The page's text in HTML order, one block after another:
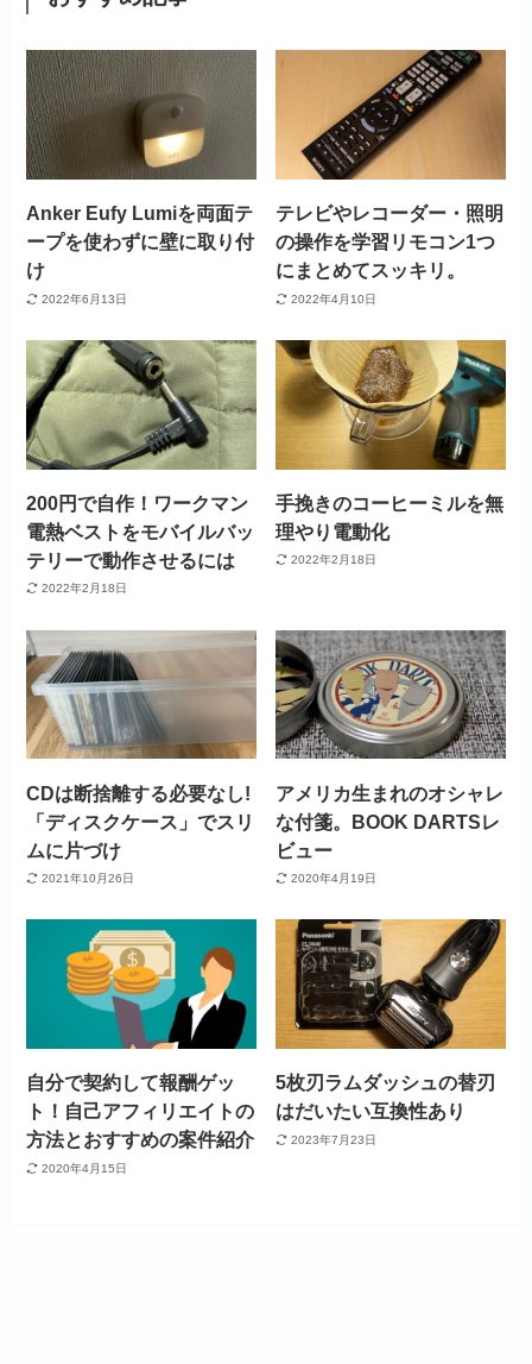
Anker Eufy Lumiを両面テ
ープを使わずに壁に取り付
け
2022年6月13日
テレビやレコーダー・照明
の操作を学習リモコン1つ
にまとめてスッキリ。
2022年4月10日
200円で自作！ワークマン
電熱ベストをモバイルバッ
テリーで動作させるには
2022年2月18日
手挽きのコーヒーミルを無
理やり電動化
2022年2月18日
CDは断捨離する必要なし!
「ディスクケース」でスリ
ムに片づけ
2021年10月26日
アメリカ生まれのオシャレ
な付箋。BOOK DARTSレ
ビュー
2020年4月19日
自分で契約して報酬ゲッ
ト！自己アフィリエイトの
方法とおすすめの案件紹介
2020年4月15日
5枚刃ラムダッシュの替刃
はだいたい互換性あり
2023年7月23日